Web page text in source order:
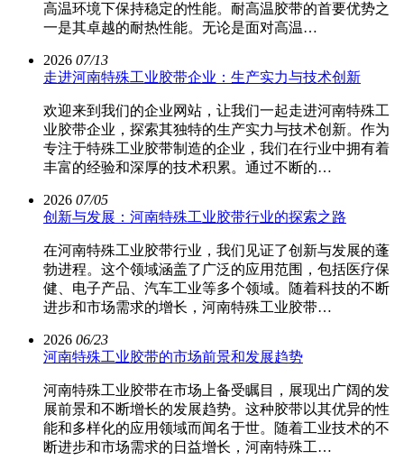
高温环境下保持稳定的性能。耐高温胶带的首要优势之
一是其卓越的耐热性能。无论是面对高温…
2026 07/13
走进河南特殊工业胶带企业：生产实力与技术创新
欢迎来到我们的企业网站，让我们一起走进河南特殊工
业胶带企业，探索其独特的生产实力与技术创新。作为
专注于特殊工业胶带制造的企业，我们在行业中拥有着
丰富的经验和深厚的技术积累。通过不断的…
2026 07/05
创新与发展：河南特殊工业胶带行业的探索之路
在河南特殊工业胶带行业，我们见证了创新与发展的蓬
勃进程。这个领域涵盖了广泛的应用范围，包括医疗保
健、电子产品、汽车工业等多个领域。随着科技的不断
进步和市场需求的增长，河南特殊工业胶带…
2026 06/23
河南特殊工业胶带的市场前景和发展趋势
河南特殊工业胶带在市场上备受瞩目，展现出广阔的发
展前景和不断增长的发展趋势。这种胶带以其优异的性
能和多样化的应用领域而闻名于世。随着工业技术的不
断进步和市场需求的日益增长，河南特殊工…